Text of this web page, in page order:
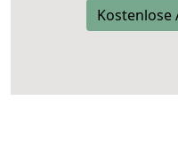
Kostenlose